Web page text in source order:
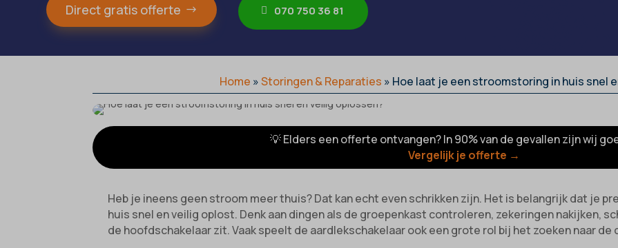
Direct gratis offerte 070 750 36 81
Home »Storingen & Reparaties » Hoe laat je een stroomstoring in huis snel
💡 Elders een offerte ontvangen? In 90% van de gevallen zijn wij
Vergelijk je offerte →
Heb je ineens geen stroom meer thuis? Dat kan echt even schrikken zijn. Het is belangrijk dat je
huis snel en veilig oplost. Denk aan dingen als de groepenkast controleren, zekeringen nakijken,
de hoofdschakelaar zit. Vaak speelt de aardlekschakelaar ook een grote rol bij het zoeken naar